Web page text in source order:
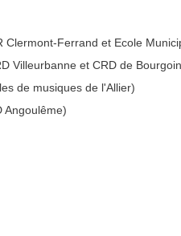
Clermont-Ferrand et Ecole
Villeurbanne et CRD de
de musiques de l'Allier)
Angoulême)